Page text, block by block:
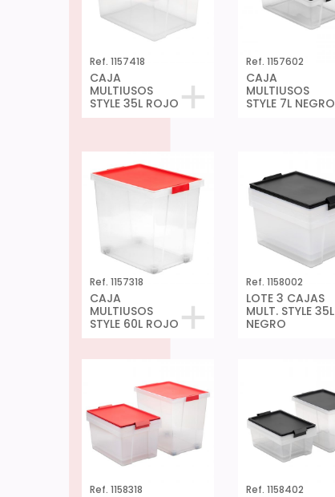
Ref. 1157418
CAJA
MULTIUSOS
STYLE 35L ROJO
Ref. 1157602
CAJA
MULTIUSOS
STYLE 7L NEGRO
Ref. 1157318
CAJA
MULTIUSOS
STYLE 60L ROJO
Ref. 1158002
LOTE 3 CAJAS
MULT. STYLE 35L
NEGRO
Ref. 1158318 Ref. 1158402